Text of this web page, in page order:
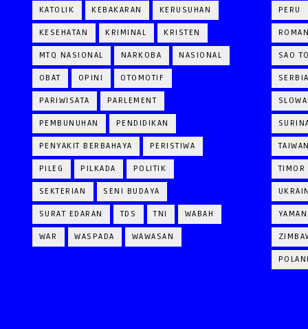
KATOLIK KEBAKARAN KERUSUHAN
KESEHATAN KRIMINAL KRISTEN
MTQ NASIONAL NARKOBA NASIONAL
OBAT OPINI OTOMOTIF
PARIWISATA PARLEMENT
PEMBUNUHAN PENDIDIKAN
PENYAKIT BERBAHAYA PERISTIWA
PILEG PILKADA POLITIK
SEKTERIAN SENI BUDAYA
SURAT EDARAN TDS TNI WABAH
WAR WASPADA WAWASAN
PERU
SAO
TIMOR
YAMAN